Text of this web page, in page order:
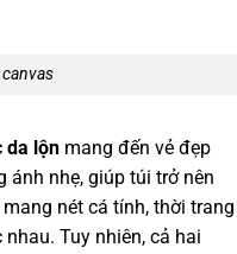
canvas
da lộn mang đến vẻ đẹp
ánh nhẹ, giúp túi trở nên
nét cá tính, thời trang
Tuy nhiên, cả hai